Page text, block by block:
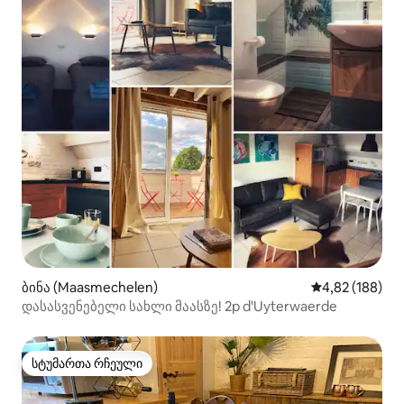
ბინა (Maasmechelen) საშუალო
4,82 (188)
დასასვენებელი სახლი მაასზე! 2p d'Uyterwaerde
სტუმართა რჩეული
სტუმართა რჩეული